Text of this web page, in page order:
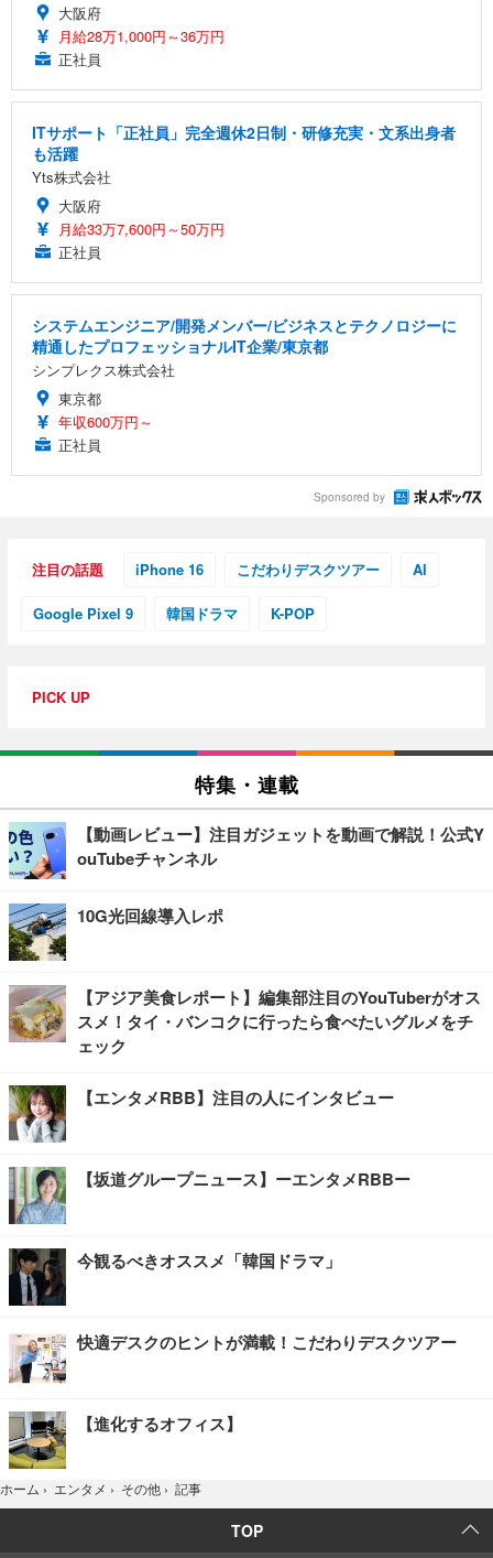
大阪府
月給28万1,000円～36万円
正社員
ITサポート「正社員」完全週休2日制・研修充実・文系出身者
も活躍
Yts株式会社
大阪府
月給33万7,600円～50万円
正社員
システムエンジニア/開発メンバー/ビジネスとテクノロジーに
精通したプロフェッショナルIT企業/東京都
シンプレクス株式会社
東京都
年収600万円～
正社員
Sponsored by
注目の話題 iPhone 16 こだわりデスクツアー AI
Google Pixel 9 韓国ドラマ K-POP
PICK UP
特集・連載
【動画レビュー】注目ガジェットを動画で解説！公式Y
ouTubeチャンネル
10G光回線導入レポ
【アジア美食レポート】編集部注目のYouTuberがオス
スメ！タイ・バンコクに行ったら食べたいグルメをチ
ェック
【エンタメRBB】注目の人にインタビュー
【坂道グループニュース】ーエンタメRBBー
今観るべきオススメ「韓国ドラマ」
快適デスクのヒントが満載！こだわりデスクツアー
【進化するオフィス】
ホーム › エンタメ › その他 › 記事
TOP